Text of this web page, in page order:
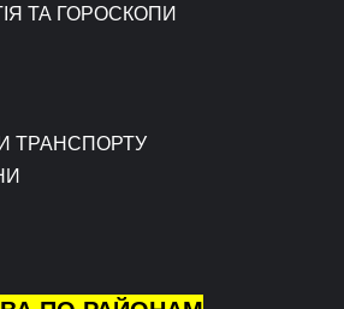
ТА ГОРОСКОПИ
ТРАНСПОРТУ